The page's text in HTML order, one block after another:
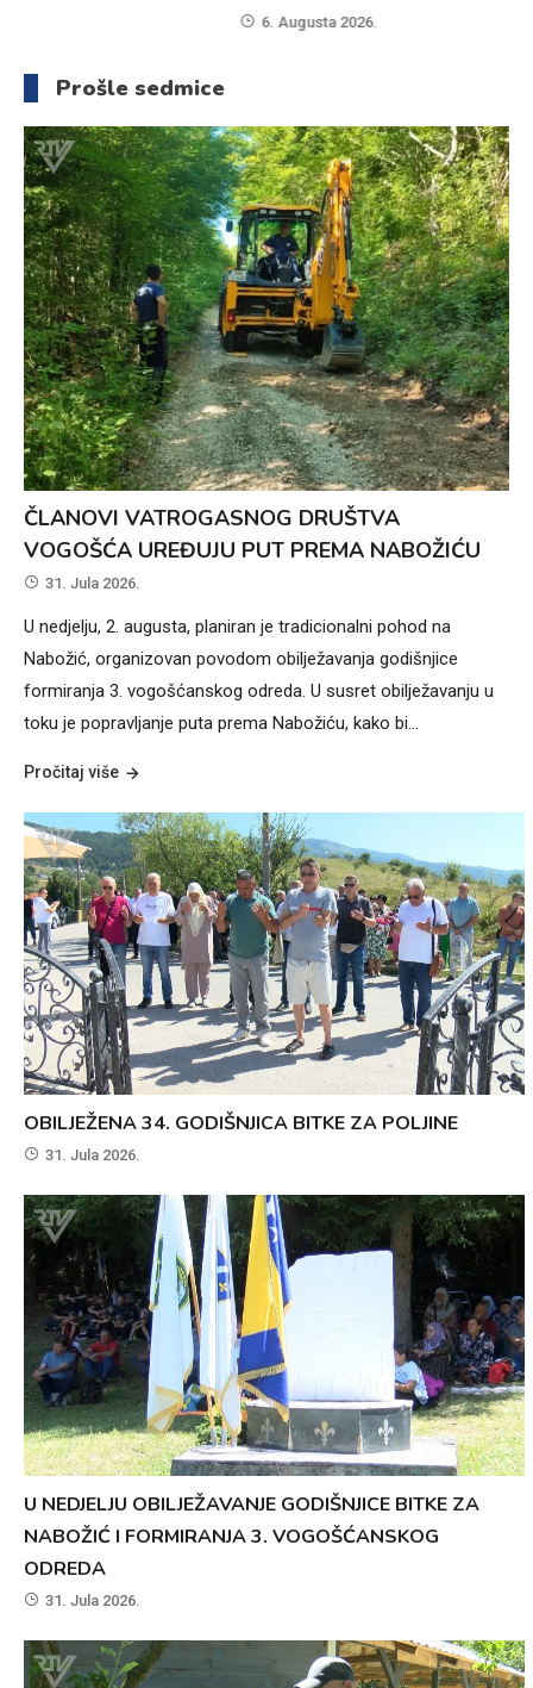
Prošle sedmice
ČLANOVI VATROGASNOG DRUŠTVA
VOGOŠĆA UREĐUJU PUT PREMA NABOŽIĆU
31. Jula 2026.
U nedjelju, 2. augusta, planiran je tradicionalni pohod na
Nabožić, organizovan povodom obilježavanja godišnjice
formiranja 3. vogošćanskog odreda. U susret obilježavanju u
toku je popravljanje puta prema Nabožiću, kako bi…
Pročitaj više
OBILJEŽENA 34. GODIŠNJICA BITKE ZA POLJINE
31. Jula 2026.
U NEDJELJU OBILJEŽAVANJE GODIŠNJICE BITKE ZA
NABOŽIĆ I FORMIRANJA 3. VOGOŠĆANSKOG
ODREDA
31. Jula 2026.